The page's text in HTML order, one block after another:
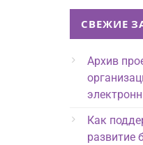
СВЕЖИЕ
Архив
Как
развитие